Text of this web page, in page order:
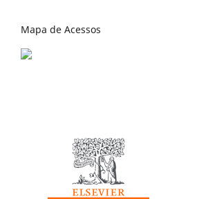
Mapa de Acessos